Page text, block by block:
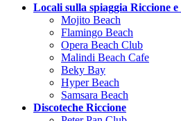
Locali sulla spiaggia Riccione
Mojito Beach
Flamingo Beach
Opera Beach Club
Malindi Beach Cafe
Beky Bay
Hyper Beach
Samsara Beach
Discoteche Riccione